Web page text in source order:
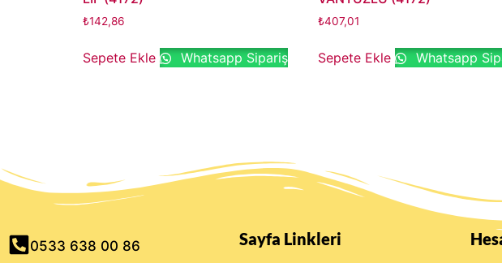
₺142,86
Sepete Ekle Whatsapp Sipariş
₺407,01
Sepete Ekle Whatsapp
0533 638 00 86 Sayfa Linkleri